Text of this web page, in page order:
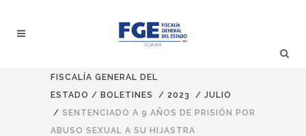
FISCALÍA GENERAL DEL
ESTADO / BOLETINES / 2023 / JULIO
/ SENTENCIADO A 9 AÑOS DE PRISIÓN POR
ABUSO SEXUAL A SU HIJASTRA